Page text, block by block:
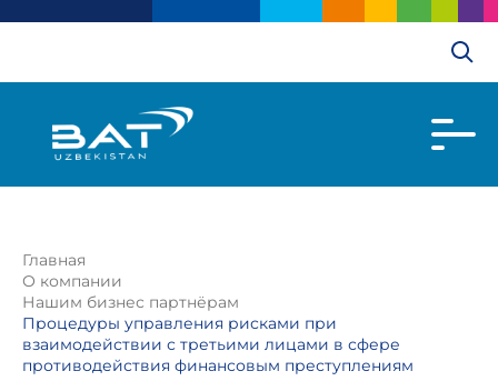
Главная
О компании
Нашим бизнес партнёрам
Процедуры управления рисками при
взаимодействии с третьими лицами в сфере
противодействия финансовым преступлениям